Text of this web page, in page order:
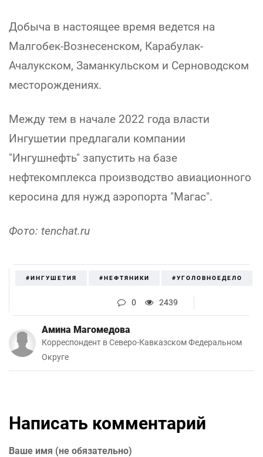
Добыча в настоящее время ведется на
Малгобек-Вознесенском, Карабулак-
Ачалукском, Заманкульском и Серноводском
месторождениях.
Между тем в начале 2022 года власти
Ингушетии предлагали компании
"Ингушнефть" запустить на базе
нефтекомплекса производство авиационного
керосина для нужд аэропорта "Магас".
Фото: tenchat.ru
#ИНГУШЕТИЯ #НЕФТЯНИКИ #УГОЛОВНОЕДЕЛО
0 2439
Амина Магомедова
Корреспондент в Северо-Кавказском Федеральном
Округе
Написать комментарий
Ваше имя (не обязательно)